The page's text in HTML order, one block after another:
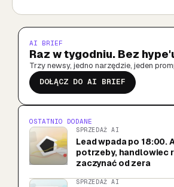
AI BRIEF
Raz w tygodniu. Bez
Trzy newsy, jedno narzędzie, jeden
DOŁĄCZ DO AI BRIEF
OSTATNIO DODANE
SPRZEDAŻ AI
Lead wpada po 18:00.
potrzeby, handlowiec
zaczynać od zera
SPRZEDAŻ AI